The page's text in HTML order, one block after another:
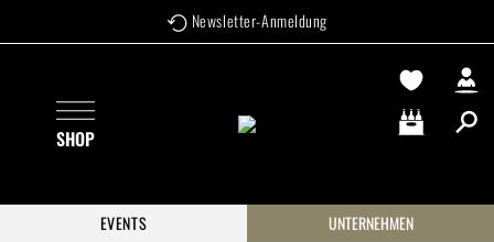
Zum Hauptinhalt springen Newsletter-Anmeldung
SHOP Warenkorb
EVENTS
UNTERNEHMEN